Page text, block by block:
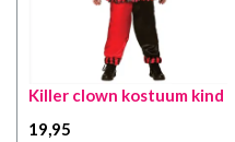
Killer clown kostuum kind
19 ,95